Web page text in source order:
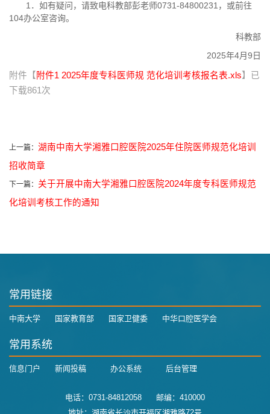
1．如有疑问，请致电科教部彭老师0731-84800231，或前往
104办公室咨询。
科教部
2025年4月9日
附件【 附件1 2025年度专科医师规 范化培训考核报名表.xls】已
下载861次
上一篇： 湖南中南大学湘雅口腔医院2025年住院医师规范化培训
招收简章
下一篇： 关于开展中南大学湘雅口腔医院2024年度专科医师规范
化培训考核工作的通知
常用链接
中南大学 国家教育部 国家卫健委 中华口腔医学会
常用系统
信息门户 新闻投稿 办公系统 后台管理
电话：0731-84812058 邮编：410000